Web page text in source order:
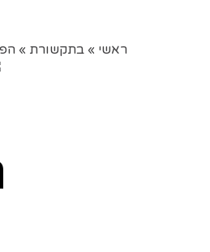
ראשי » בתקשורת »